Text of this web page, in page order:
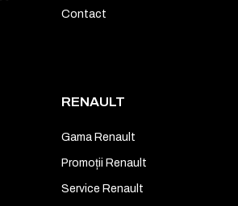
Contact
RENAULT
Gama Renault
Promoții Renault
Service Renault